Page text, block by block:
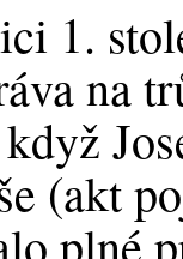
1.
na
(akt
plné